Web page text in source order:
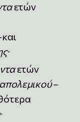
ετών
∙
ετών
–
∙